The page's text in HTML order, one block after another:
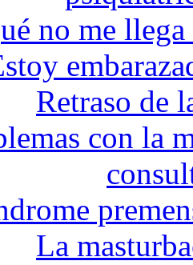
no me
Retraso de
con la
La